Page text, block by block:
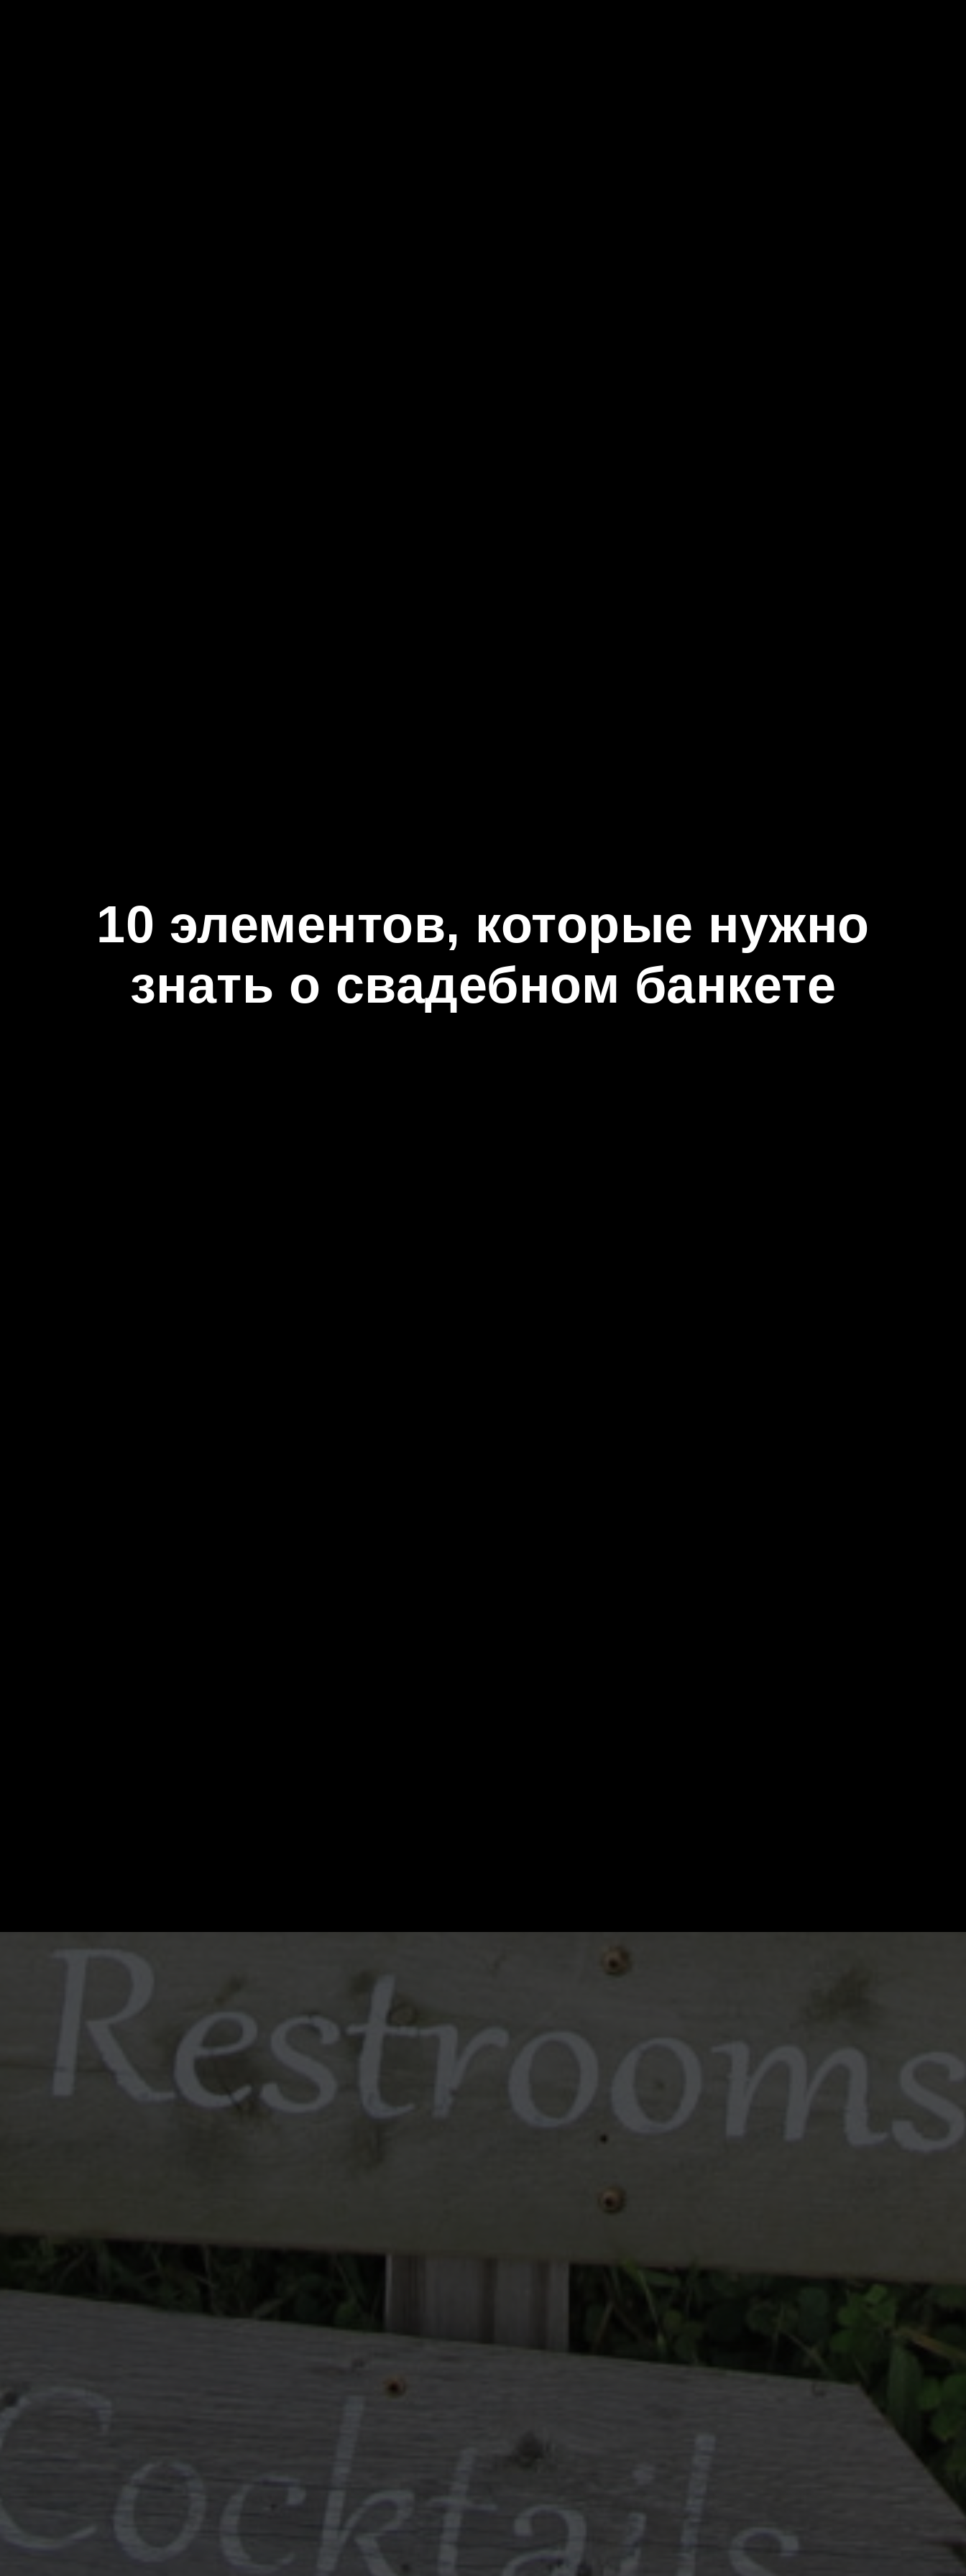
10 элементов, которые нужно
знать о свадебном банкете